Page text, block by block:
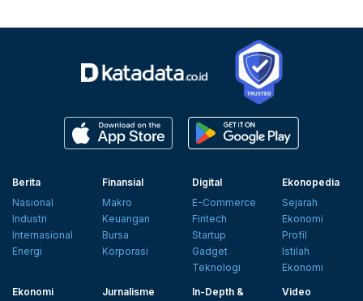
Berita
Nasional
Industri
Internasional
Energi
Finansial
Makro
Keuangan
Bursa
Korporasi
Digital
E-Commerce
Fintech
Startup
Gadget
Teknologi
Ekonopedia
Sejarah
Ekonomi
Profil
Istilah
Ekonomi
Ekonomi
Jurnalisme
In-Depth &
Video